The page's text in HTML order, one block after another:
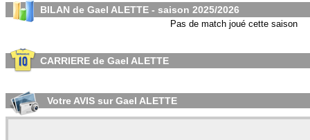
BILAN de Gael ALETTE - saison 2025/2026
Pas de match joué cette saison
CARRIERE de Gael ALETTE
Votre AVIS sur Gael ALETTE